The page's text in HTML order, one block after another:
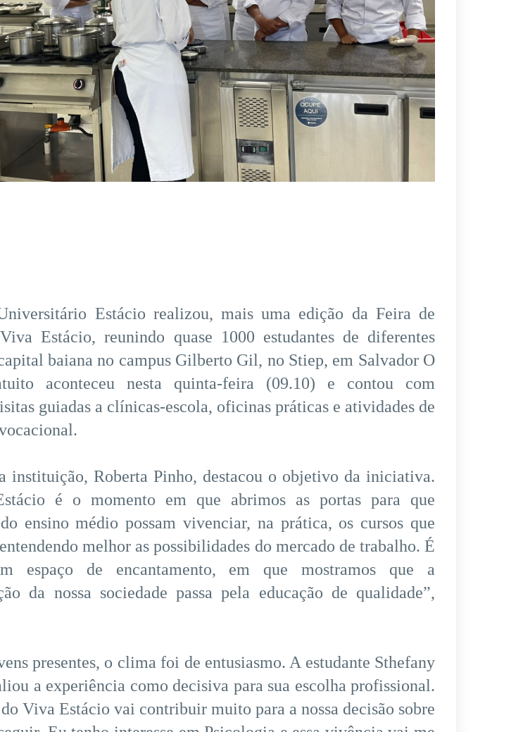
Estácio realizou, mais uma edição da Feira de
Estácio, reunindo quase 1000 estudantes de diferentes
baiana no campus Gilberto Gil, no Stiep, em Salvador O
aconteceu nesta quinta-feira (09.10) e contou com
guiadas a clínicas-escola, oficinas práticas e atividades de
instituição, Roberta Pinho, destacou o objetivo da iniciativa.
é o momento em que abrimos as portas para que
do ensino médio possam vivenciar, na prática, os cursos que
melhor as possibilidades do mercado de trabalho. É
espaço de encantamento, em que mostramos que a
da nossa sociedade passa pela educação de qualidade”,
presentes, o clima foi de entusiasmo. A estudante Sthefany
a experiência como decisiva para sua escolha profissional.
Viva Estácio vai contribuir muito para a nossa decisão sobre